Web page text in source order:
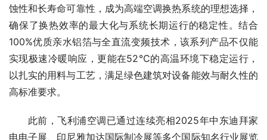
蚀性和长寿命可靠性，成为高端空调换热系统的理想选择，
确保了换热效率的最大化与系统长期运行的稳定性。结合
100%优质亲水铝箔与全直流变频技术，该系列产品不仅能
实现极速冷暖响应，更能在52℃的高温环境下稳定运行，
以扎实的用料与工艺，满足绿色建筑对设备能效与耐久性的
高标准要求。
此前，飞利浦空调已通过连续亮相2025年中东迪拜家
电电子展、印尼雅加达国际制冷展等多个国际知名行业展览